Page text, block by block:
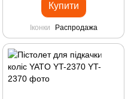
Купити
Іконки Распродажа